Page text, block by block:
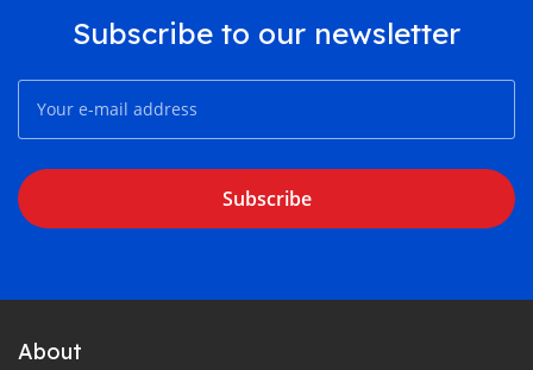
Subscribe to our newsletter
Subscribe
About